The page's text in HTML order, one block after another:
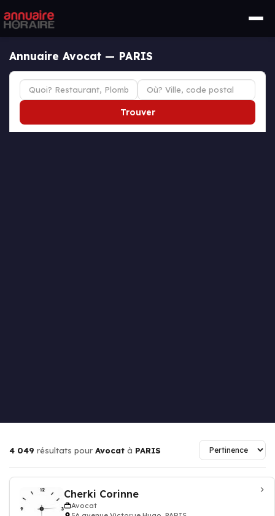
Annuaire Avocat — PARIS
Trouver
4 049 résultats pour Avocat à PARIS
Cherki Corinne
Avocat